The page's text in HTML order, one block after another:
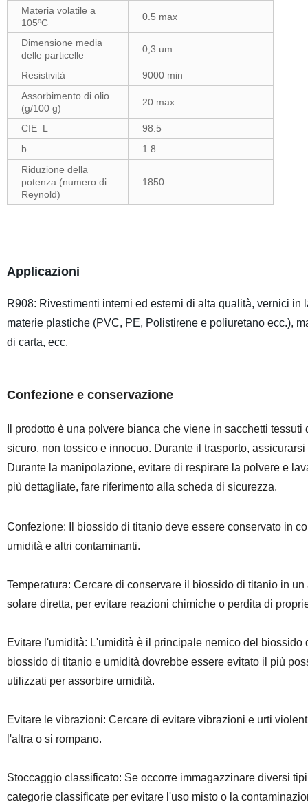
Materia volatile a
105ºC
0.5 max
Dimensione media
delle particelle
0,3 um
Resistività
9000 min
Assorbimento di olio
(g/100 g)
20 max
CIE L
98.5
b
1.8
Riduzione della
potenza (numero di
Reynold)
1850
Applicazioni
R908: Rivestimenti interni ed esterni di alta qualità, vernici
materie plastiche (PVC, PE, Polistirene e poliuretano ecc.),
di carta, ecc.
Confezione e conservazione
Il prodotto è una polvere bianca che viene in sacchetti
sicuro, non tossico e innocuo. Durante il trasporto,
Durante la manipolazione, evitare di respirare la polvere e
più dettagliate, fare riferimento alla scheda di sicurezza.
Confezione: Il biossido di titanio deve essere conservato in
umidità e altri contaminanti.
Temperatura: Cercare di conservare il biossido di titanio in
solare diretta, per evitare reazioni chimiche o perdita di
Evitare l'umidità: L'umidità è il principale nemico del
biossido di titanio e umidità dovrebbe essere evitato il più
utilizzati per assorbire umidità.
Evitare le vibrazioni: Cercare di evitare vibrazioni e urti
l'altra o si rompano.
Stoccaggio classificato: Se occorre immagazzinare diversi
categorie classificate per evitare l'uso misto o la